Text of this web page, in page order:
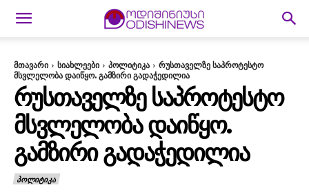
მთავარი სიახლეები პოლიტიკა
რუსთაველზე საპროტესტო
მსვლელობა დაიწყო. გამზირი გადაჭედილია
ᲠᲣᲡᲗᲐᲕᲔᲚᲖᲔ ᲡᲐᲞᲠᲝᲢᲔᲡᲢᲝ
ᲛᲡᲕᲚᲔᲚᲝᲑᲐ ᲓᲐᲘᲬᲧᲝ.
ᲒᲐᲛᲖᲘᲠᲘ ᲒᲐᲓᲐᲭᲔᲓᲘᲚᲘᲐ
ᲞᲝᲚᲘᲢᲘᲙᲐ